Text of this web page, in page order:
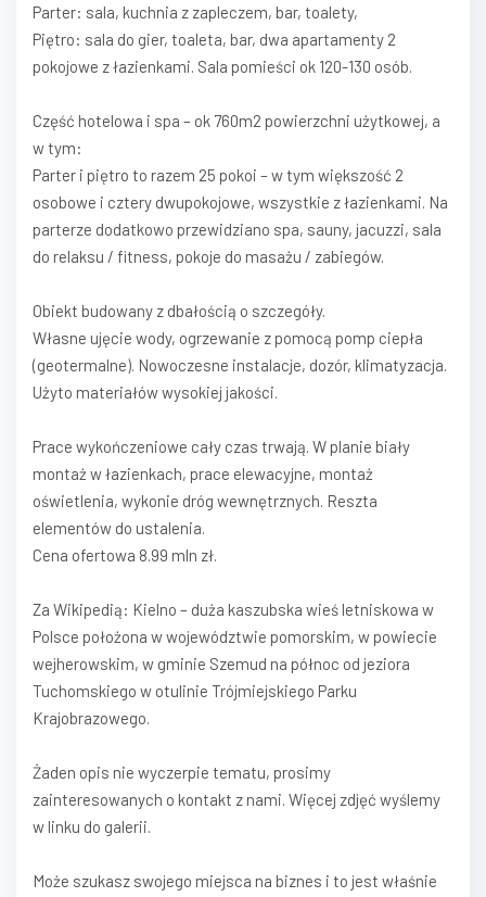
Parter: sala, kuchnia z zapleczem, bar, toalety,
Piętro: sala do gier, toaleta, bar, dwa apartamenty 2
pokojowe z łazienkami. Sala pomieści ok 120-130 osób.
Część hotelowa i spa – ok 760m2 powierzchni użytkowej, a
w tym:
Parter i piętro to razem 25 pokoi – w tym większość 2
osobowe i cztery dwupokojowe, wszystkie z łazienkami. Na
parterze dodatkowo przewidziano spa, sauny, jacuzzi, sala
do relaksu / fitness, pokoje do masażu / zabiegów.
Obiekt budowany z dbałością o szczegóły.
Własne ujęcie wody, ogrzewanie z pomocą pomp ciepła
(geotermalne). Nowoczesne instalacje, dozór, klimatyzacja.
Użyto materiałów wysokiej jakości.
Prace wykończeniowe cały czas trwają. W planie biały
montaż w łazienkach, prace elewacyjne, montaż
oświetlenia, wykonie dróg wewnętrznych. Reszta
elementów do ustalenia.
Cena ofertowa 8.99 mln zł.
Za Wikipedią: Kielno – duża kaszubska wieś letniskowa w
Polsce położona w województwie pomorskim, w powiecie
wejherowskim, w gminie Szemud na północ od jeziora
Tuchomskiego w otulinie Trójmiejskiego Parku
Krajobrazowego.
Żaden opis nie wyczerpie tematu, prosimy
zainteresowanych o kontakt z nami. Więcej zdjęć wyślemy
w linku do galerii.
Może szukasz swojego miejsca na biznes i to jest właśnie